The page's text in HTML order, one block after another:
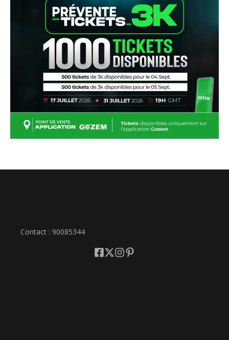
Contact : 90085344